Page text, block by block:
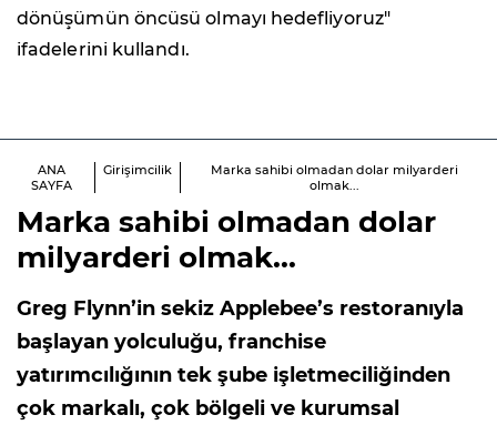
dönüşümün öncüsü olmayı hedefliyoruz"
ifadelerini kullandı.
ANA
SAYFA
Girişimcilik
Marka sahibi olmadan dolar milyarderi
olmak...
Marka sahibi olmadan dolar
milyarderi olmak...
Greg Flynn’in sekiz Applebee’s restoranıyla
başlayan yolculuğu, franchise
yatırımcılığının tek şube işletmeciliğinden
çok markalı, çok bölgeli ve kurumsal